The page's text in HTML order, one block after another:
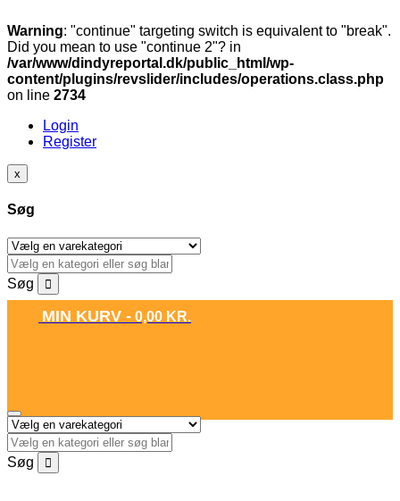
Warning: "continue" targeting switch is equivalent to "break".
Did you mean to use "continue 2"? in
/var/www/dindyreportal.dk/public_html/wp-
content/plugins/revslider/includes/operations.class.php
on line 2734
Login
Register
x
Søg
Søg
MIN KURV - 0,00 KR.
Søg